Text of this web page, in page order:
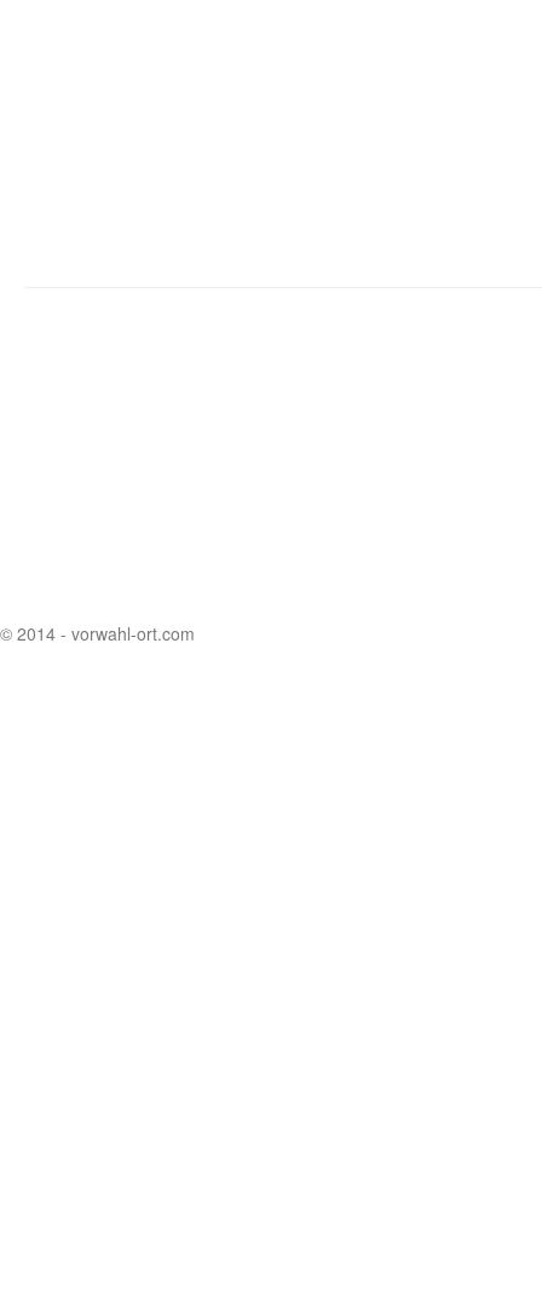
© 2014 - vorwahl-ort.com